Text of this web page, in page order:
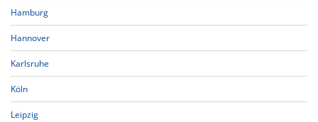
Hamburg
Hannover
Karlsruhe
Köln
Leipzig